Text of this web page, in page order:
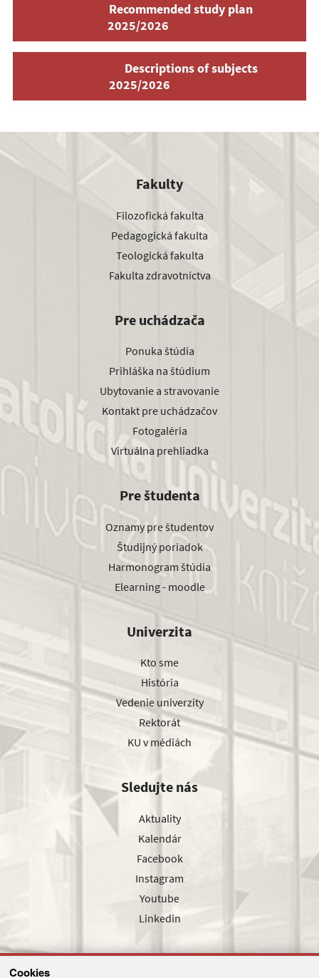
Cookies
Recommended study plan
2025/2026
Descriptions of subjects
2025/2026
Fakulty
Filozofická fakulta
Pedagogická fakulta
Teologická fakulta
Fakulta zdravotníctva
Pre uchádzača
Ponuka štúdia
Prihláška na štúdium
Ubytovanie a stravovanie
Kontakt pre uchádzačov
Fotogaléria
Virtuálna prehliadka
Pre študenta
Oznamy pre študentov
Študijný poriadok
Harmonogram štúdia
Elearning - moodle
Univerzita
Kto sme
História
Vedenie univerzity
Rektorát
KU v médiách
Sledujte nás
Aktuality
Kalendár
Facebook
Instagram
Youtube
Linkedin